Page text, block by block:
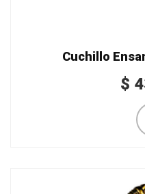
Cuchillo
$